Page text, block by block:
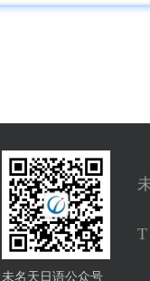
未名天日语公众号
T